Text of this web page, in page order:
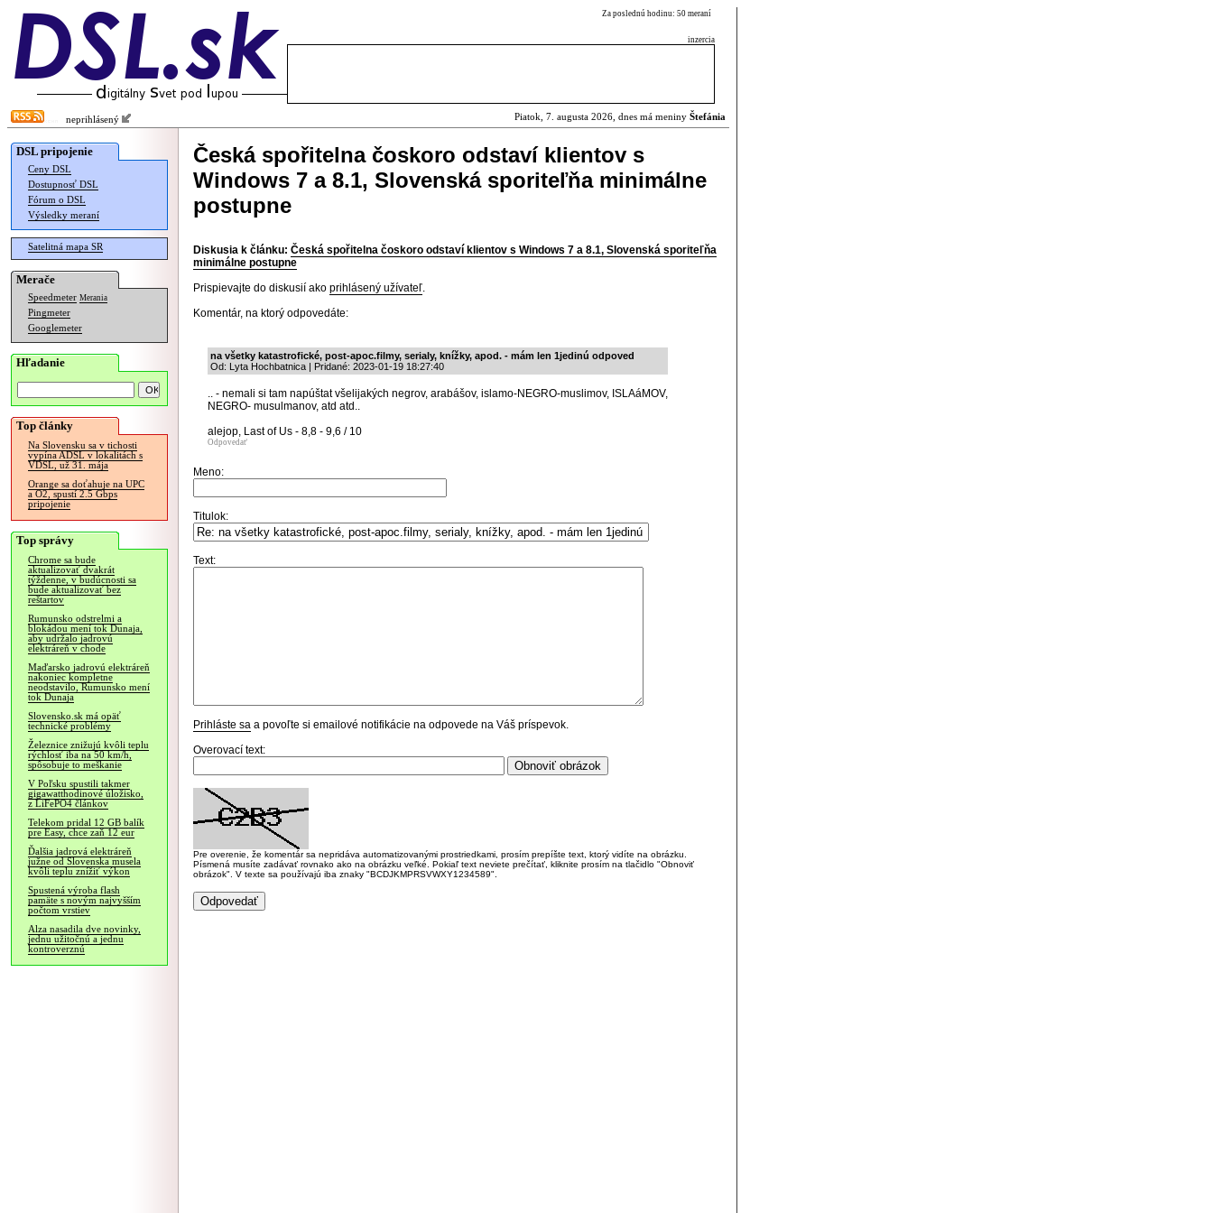
Za poslednú hodinu: 50 meraní
inzercia
neprihlásený Piatok, 7. augusta 2026, dnes má meniny Štefánia
DSL pripojenie
Ceny DSL
Dostupnosť DSL
Fórum o DSL
Výsledky meraní
Satelitná mapa SR
Merače
Speedmeter Merania
Pingmeter
Googlemeter
Hľadanie
Top články
Na Slovensku sa v tichosti
vypína ADSL v lokalitách s
VDSL, už 31. mája
Orange sa doťahuje na UPC
a O2, spustí 2.5 Gbps
pripojenie
Top správy
Chrome sa bude
aktualizovať dvakrát
týždenne, v budúcnosti sa
bude aktualizovať bez
reštartov
Rumunsko odstrelmi a
blokádou mení tok Dunaja,
aby udržalo jadrovú
elektráreň v chode
Maďarsko jadrovú elektráreň
nakoniec kompletne
neodstavilo, Rumunsko mení
tok Dunaja
Slovensko.sk má opäť
technické problémy
Železnice znižujú kvôli teplu
rýchlosť iba na 50 km/h,
spôsobuje to meškanie
V Poľsku spustili takmer
gigawatthodinové úložisko,
z LiFePO4 článkov
Telekom pridal 12 GB balík
pre Easy, chce zaň 12 eur
Ďalšia jadrová elektráreň
južne od Slovenska musela
kvôli teplu znížiť výkon
Spustená výroba flash
pamäte s novým najvyšším
počtom vrstiev
Alza nasadila dve novinky,
jednu užitočnú a jednu
kontroverznú
Česká spořitelna čoskoro odstaví klientov s
Windows 7 a 8.1, Slovenská sporiteľňa minimálne
postupne
Diskusia k článku: Česká spořitelna čoskoro odstaví klientov s Windows 7 a 8.1, Slovenská sporiteľňa
minimálne postupne
Prispievajte do diskusií ako prihlásený užívateľ.
Komentár, na ktorý odpovedáte:
na všetky katastrofické, post-apoc.filmy, serialy, knížky, apod. - mám len 1jedinú odpoved
Od: Lyta Hochbatnica | Pridané: 2023-01-19 18:27:40
.. - nemali si tam napúštat všelijakých negrov, arabášov, islamo-NEGRO-muslimov, ISLAáMOV,
NEGRO- musulmanov, atd atd..
alejop, Last of Us - 8,8 - 9,6 / 10
Odpovedať
Meno:
Titulok:
Text:
Prihláste sa a povoľte si emailové notifikácie na odpovede na Váš príspevok.
Overovací text:
Pre overenie, že komentár sa nepridáva automatizovanými prostriedkami, prosím prepíšte text, ktorý vidíte na obrázku.
Písmená musíte zadávať rovnako ako na obrázku veľké. Pokiaľ text neviete prečítať, kliknite prosím na tlačidlo "Obnoviť
obrázok". V texte sa používajú iba znaky "BCDJKMPRSVWXY1234589".